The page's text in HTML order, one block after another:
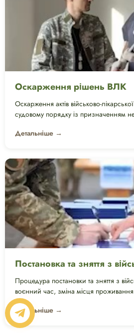
Оскарження рішень ВЛК
Оскарження актів військово-
судовому порядку із призначенням
Детальніше →
Постановка та зняття з
Процедура постановки та зняття з
воєнний час, зміна місця проживання
Детальніше →